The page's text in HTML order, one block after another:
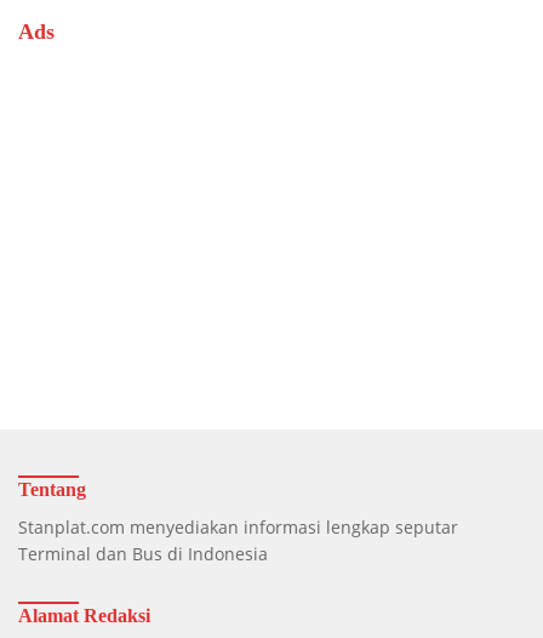
Ads
Tentang
Stanplat.com menyediakan informasi lengkap seputar
Terminal dan Bus di Indonesia
Alamat Redaksi